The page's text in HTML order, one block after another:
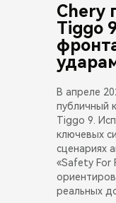
Chery
Tiggo
В апреле
публичный
Tiggo 9.
ключевых
сценариях
«Safety For
реальных